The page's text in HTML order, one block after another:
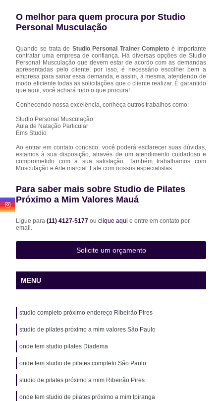
O melhor para quem procura por Studio
Personal Musculação
Quando se trata de Studio Personal Trainer Completo é importante
contratar uma empresa de confiança. Há diversas opções de Studio
Personal Musculação que devem estar de acordo com as demandas
apresentadas pelo cliente, por isso, é necessário escolher bem a
empresa para sanar essa demanda, e assim, a mesma, atendendo de
modo eficiente todas as solicitações que o cliente realizar. É garantido
que aqui, você achará tudo o que procura!
Conhecendo nossa excelência, conheça outros trabalhos como:
Studio Personal Musculação
Aula de Natação Particular
Ems Studio
Ao entrar em contato conosco, você poderá esclarecer suas dúvidas,
estamos à sua disposição, através de um atendimento cuidadoso e
comprometido com a sua satisfação. Também trabalhamos com
Musculação e Arte marcial. Fale com nossos especialistas.
Para saber mais sobre Studio de Pilates
Próximo a Mim Valores Mauá
Ligue para(11) 4127-5177ouclique aqui e entre em contato por
email.
Solicite um orçamento
MENU
studio completo próximo endereço Ribeirão Pires
studio de pilates próximo a mim valores São Paulo
onde tem studio pilates Diadema
onde tem studio de pilates completo São Paulo
studio de pilates próximo a mim Ribeirão Pires
onde tem studio de pilates próximo a mim Ipiranga